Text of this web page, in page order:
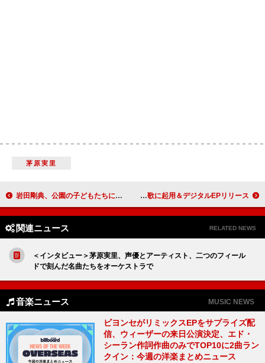
茅原実里
岩田剛典、公園の子どもたちにオール電化の魅力をクールにレクチャー 関西電力の新CM放映開始 Magnolian、ゲーム『DEATH STRANDING 2: ON THE BEACH』の挿入歌に起用＆デジタルEPリリース
関連ニュース RELATED NEWS
＜インタビュー＞茅原実里、声優とアーティスト、二つのフィール
ドで刻んだ名曲たちをオーケストラで
音楽ニュース MUSIC NEWS
ビヨンセがリミックスEPをサプライズ配
信、ウィーザーの来日公演決定、エド・
シーラン作詞作曲のみでTOP10に2曲ラン
クイン：今週の洋楽まとめニュース